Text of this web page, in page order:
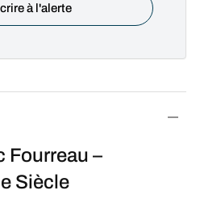
Fourreau –
Siècle